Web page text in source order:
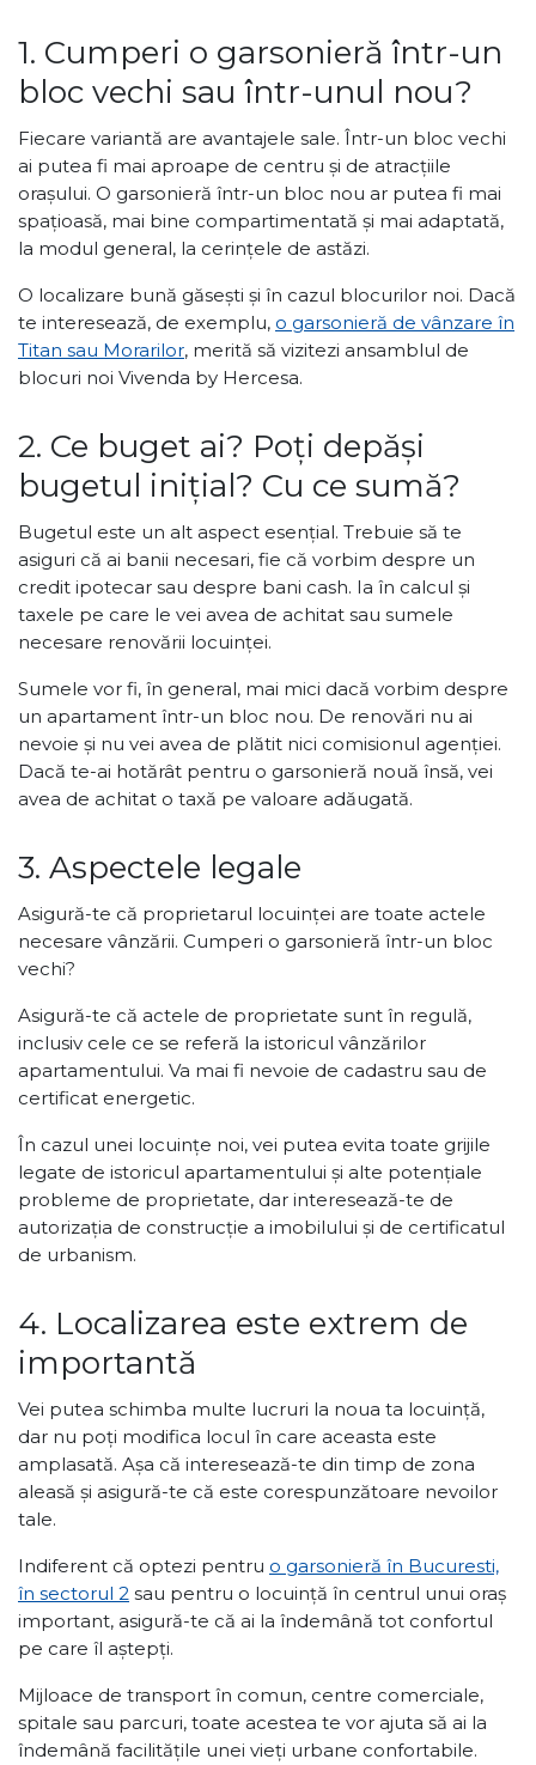
1. Cumperi o garsonieră într-un
bloc vechi sau într-unul nou?
Fiecare variantă are avantajele sale. Într-un bloc vechi
ai putea fi mai aproape de centru și de atracțiile
orașului. O garsonieră într-un bloc nou ar putea fi mai
spațioasă, mai bine compartimentată și mai adaptată,
la modul general, la cerințele de astăzi.
O localizare bună găsești și în cazul blocurilor noi. Dacă
te interesează, de exemplu, o garsonieră de vânzare în
Titan sau Morarilor, merită să vizitezi ansamblul de
blocuri noi Vivenda by Hercesa.
2. Ce buget ai? Poți depăși
bugetul inițial? Cu ce sumă?
Bugetul este un alt aspect esențial. Trebuie să te
asiguri că ai banii necesari, fie că vorbim despre un
credit ipotecar sau despre bani cash. Ia în calcul și
taxele pe care le vei avea de achitat sau sumele
necesare renovării locuinței.
Sumele vor fi, în general, mai mici dacă vorbim despre
un apartament într-un bloc nou. De renovări nu ai
nevoie și nu vei avea de plătit nici comisionul agenției.
Dacă te-ai hotărât pentru o garsonieră nouă însă, vei
avea de achitat o taxă pe valoare adăugată.
3. Aspectele legale
Asigură-te că proprietarul locuinței are toate actele
necesare vânzării. Cumperi o garsonieră într-un bloc
vechi?
Asigură-te că actele de proprietate sunt în regulă,
inclusiv cele ce se referă la istoricul vânzărilor
apartamentului. Va mai fi nevoie de cadastru sau de
certificat energetic.
În cazul unei locuințe noi, vei putea evita toate grijile
legate de istoricul apartamentului și alte potențiale
probleme de proprietate, dar interesează-te de
autorizația de construcție a imobilului și de certificatul
de urbanism.
4. Localizarea este extrem de
importantă
Vei putea schimba multe lucruri la noua ta locuință,
dar nu poți modifica locul în care aceasta este
amplasată. Așa că interesează-te din timp de zona
aleasă și asigură-te că este corespunzătoare nevoilor
tale.
Indiferent că optezi pentru o garsonieră în Bucuresti,
în sectorul 2 sau pentru o locuință în centrul unui oraș
important, asigură-te că ai la îndemână tot confortul
pe care îl aștepți.
Mijloace de transport în comun, centre comerciale,
spitale sau parcuri, toate acestea te vor ajuta să ai la
îndemână facilitățile unei vieți urbane confortabile.